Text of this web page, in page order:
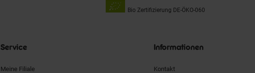
Bio Zertifizierung DE-ÖKO-060
Service
Meine Filiale
Informationen
Kontakt